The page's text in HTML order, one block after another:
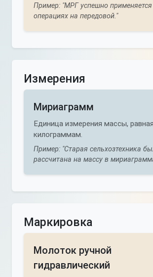
Пример: "МРГ успешно
операциях на передовой."
Измерения
Мириаграмм
Единица измерения массы,
килограммам.
Пример: "Старая сельхозтехника
рассчитана на массу в
Маркировка
Молоток ручной
гидравлический